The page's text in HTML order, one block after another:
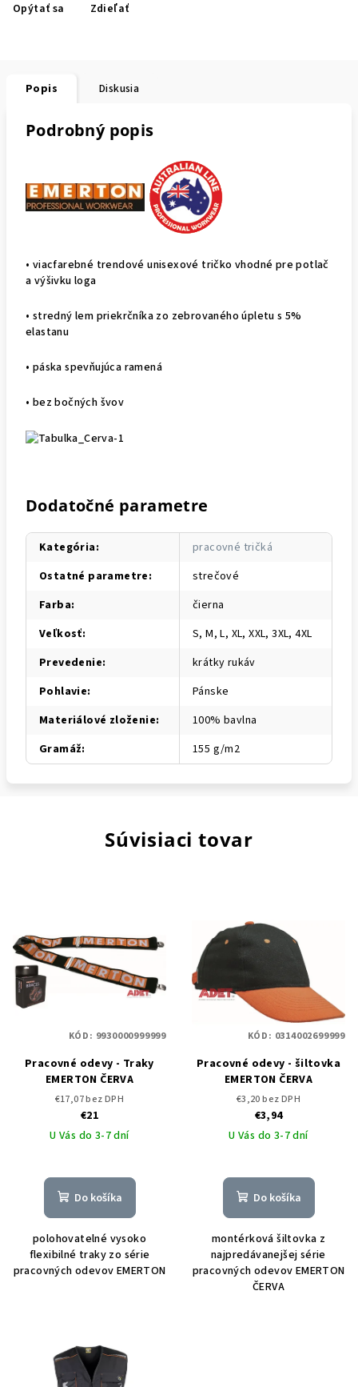
Opýtať sa Zdieľať
Popis Diskusia
Podrobný popis
• viacfarebné trendové unisexové tričko vhodné pre potlač
a výšivku loga
• stredný lem priekrčníka zo zebrovaného úpletu s 5%
elastanu
• páska spevňujúca ramená
• bez bočných švov
Dodatočné parametre
Kategória:
pracovné tričká
Ostatné parametre:
strečové
Farba:
čierna
Veľkosť:
S, M, L, XL, XXL, 3XL, 4XL
Prevedenie:
krátky rukáv
Pohlavie:
Pánske
Materiálové zloženie:
100% bavlna
Gramáž: 155 g/m2
Súvisiaci tovar
Pracovné odevy - Traky
EMERTON ČERVA
€17,07 bez DPH
€21
U Vás do 3-7 dní
Do košíka
polohovatelné vysoko
flexibilné traky zo série
pracovných odevov EMERTON
KÓD: 9930000999999
Pracovné odevy - šiltovka
EMERTON ČERVA
€3,20 bez DPH
€3,94
U Vás do 3-7 dní
Do košíka
montérková šiltovka z
najpredávanejšej série
pracovných odevov EMERTON
ČERVA
KÓD: 0314002699999